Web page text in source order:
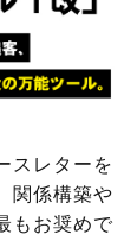
スレターを
関係構築や
もお奨めで